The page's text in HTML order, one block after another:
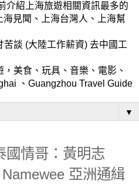
介紹上海旅遊相關資訊最多的
見聞、上海台灣人、上海幫
談 (大陸工作薪資) 去中國工
，美食、玩具、音樂、電影、
、Guangzhou Travel Guide
▼
國情哥：黃明志
亞洲通緝